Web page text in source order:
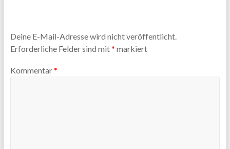
Deine E-Mail-Adresse wird nicht veröffentlicht.
Erforderliche Felder sind mit* markiert
Kommentar*